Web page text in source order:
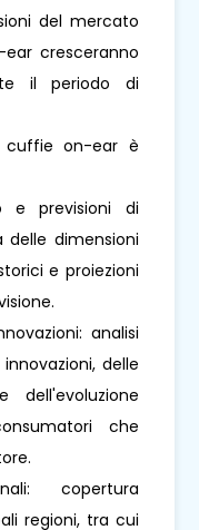
del mercato
cresceranno
il periodo di
cuffie on-ear è
e previsioni di
dimensioni
e proiezioni
analisi
delle
dell'evoluzione
che
copertura
regioni, tra cui